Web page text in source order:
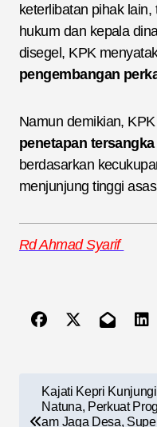
keterlibatan pihak
hukum dan kepala
disegel, KPK
pengembangan
Namun demikian,
penetapan
berdasarkan
menjunjung tinggi
Rd Ahmad Syarif
Kajati Kepri Kunjungi
Natuna, Perkuat
am Jaga Desa,